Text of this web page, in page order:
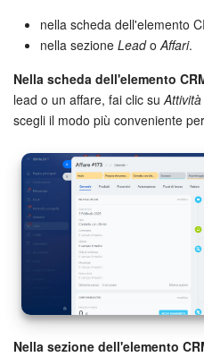
INIZIA
nella scheda dell'elemento
nella sezione LeadoAffari.
Nella scheda dell'elemento
lead o un affare, fai clic su
scegli il modo più conveniente
Nella sezione dell'elemento